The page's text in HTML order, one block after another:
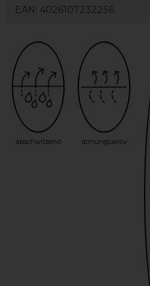
EAN: 4026107232256
abschwitzend atmungsaktiv